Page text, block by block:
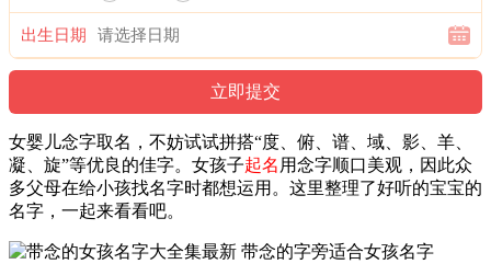
出生日期
女婴儿念字取名，不妨试试拼搭“度、俯、谱、域、影、羊、
凝、旋”等优良的佳字。女孩子起名 用念字顺口美观，因此众
多父母在给小孩找名字时都想运用。这里整理了好听的宝宝的
名字，一起来看看吧。